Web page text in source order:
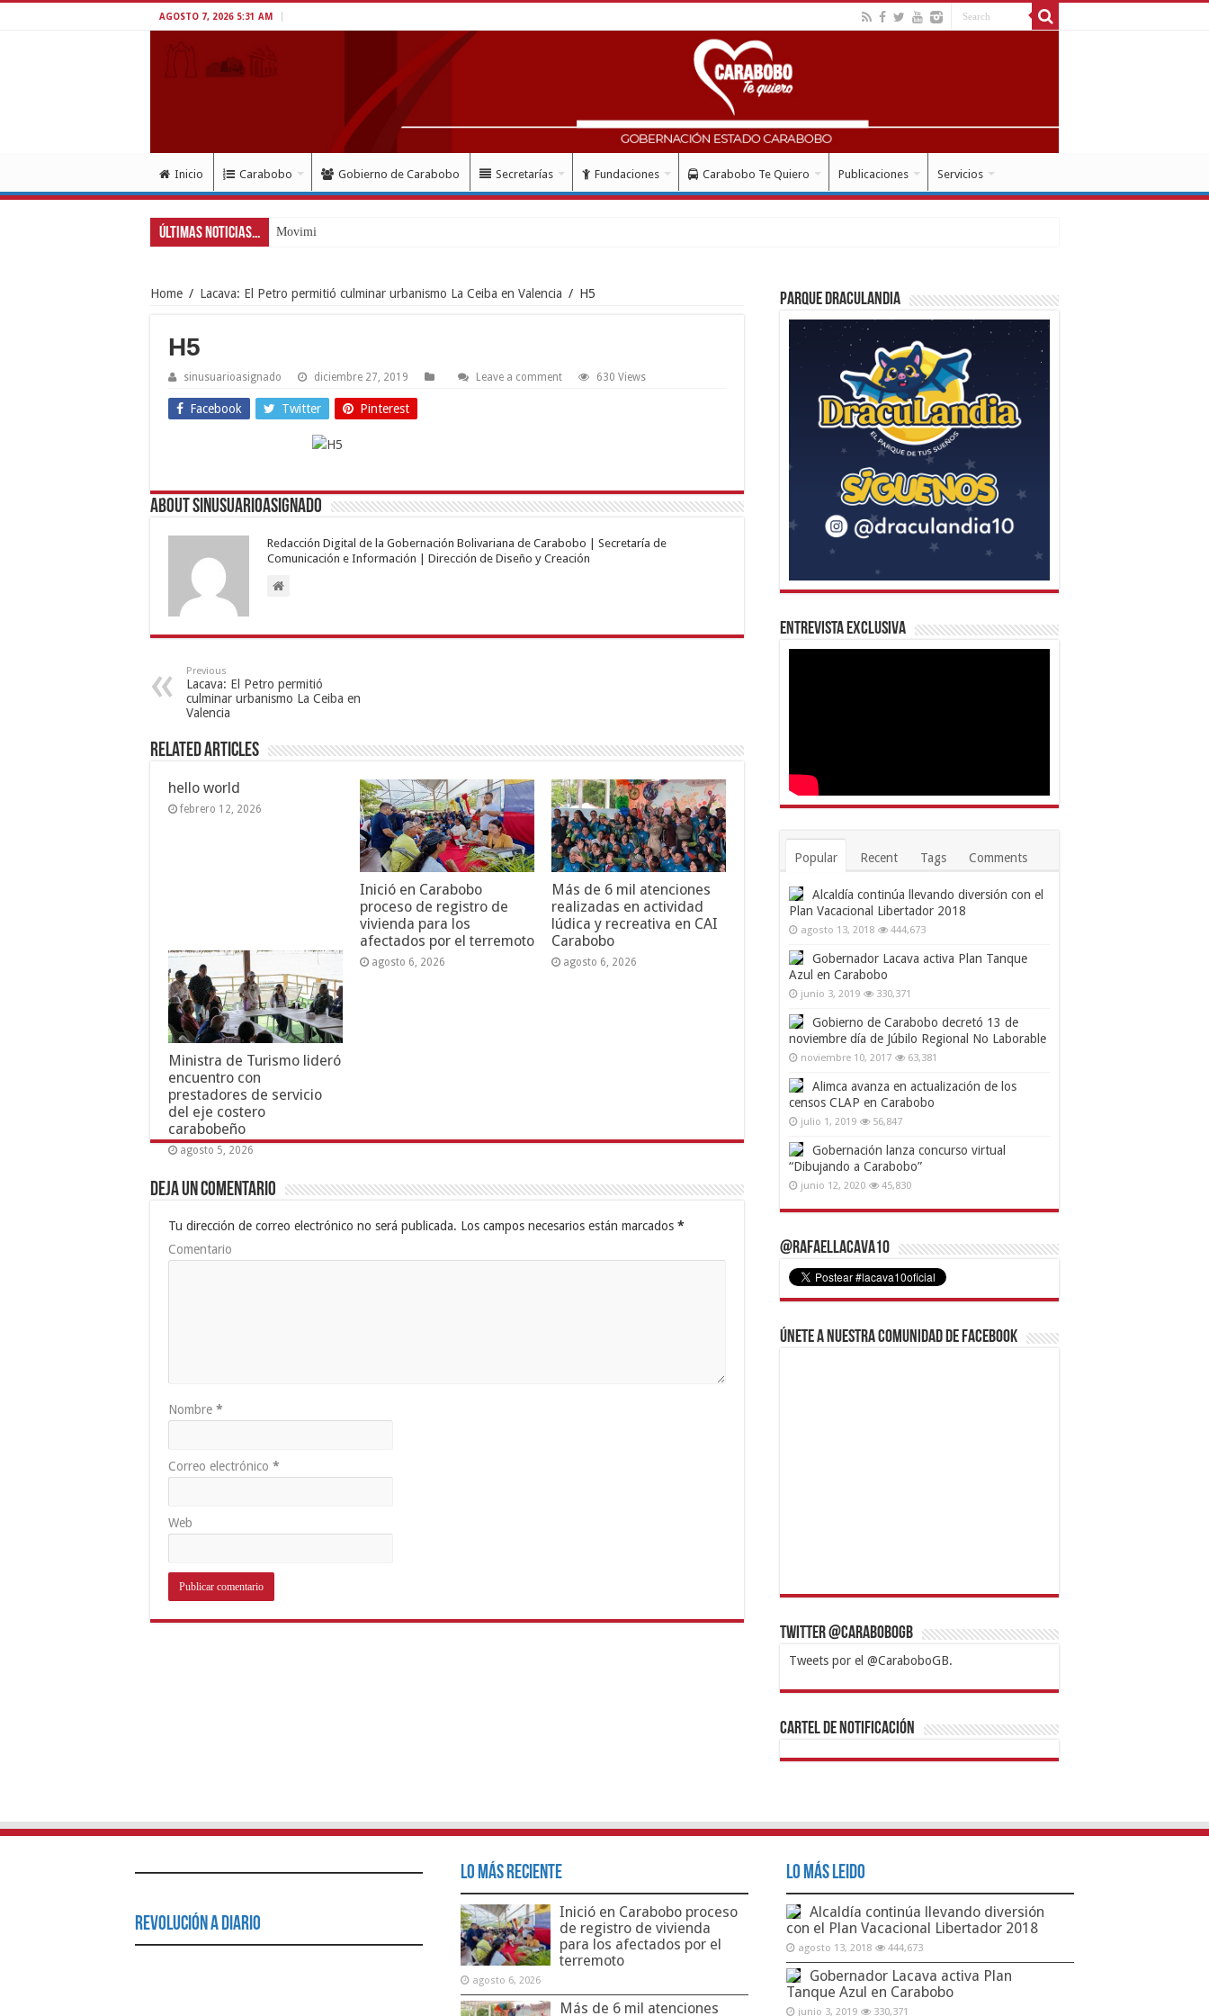
AGOSTO 7, 2026 5:31 AM
Inicio Carabobo Gobierno de Carabobo Secretarías Fundaciones Carabobo Te Quiero Publicaciones Servicios
Últimas Noticias... Movimiento Fortín 4F r
Home / Lacava: El Petro permitió culminar urbanismo La Ceiba en Valencia / H5
H5
sinusuarioasignado diciembre 27, 2019 Leave a comment 630 Views
Facebook Twitter Pinterest
About sinusuarioasignado
Redacción Digital de la Gobernación Bolivariana de Carabobo | Secretaría de
Comunicación e Información | Dirección de Diseño y Creación
Previous
Lacava: El Petro permitió
culminar urbanismo La Ceiba en
Valencia
Related Articles
hello world
febrero 12, 2026
Inició en Carabobo
proceso de registro de
vivienda para los
afectados por el terremoto
agosto 6, 2026
Más de 6 mil atenciones
realizadas en actividad
lúdica y recreativa en CAI
Carabobo
agosto 6, 2026
Ministra de Turismo lideró
encuentro con
prestadores de servicio
del eje costero
carabobeño
agosto 5, 2026
Deja un comentario
Tu dirección de correo electrónico no será publicada. Los campos necesarios están marcados *
Comentario
Nombre *
Correo electrónico *
Web
Parque Draculandia
Entrevista Exclusiva
Popular Recent Tags Comments
Alcaldía continúa llevando diversión con el
Plan Vacacional Libertador 2018
agosto 13, 2018 444,673
Gobernador Lacava activa Plan Tanque
Azul en Carabobo
junio 3, 2019 330,371
Gobierno de Carabobo decretó 13 de
noviembre día de Júbilo Regional No Laborable
noviembre 10, 2017 63,381
Alimca avanza en actualización de los
censos CLAP en Carabobo
julio 1, 2019 56,847
Gobernación lanza concurso virtual
“Dibujando a Carabobo”
junio 12, 2020 45,830
@RafaelLacava10
Únete a nuestra comunidad de Facebook
Twitter @CaraboboGB
Tweets por el @CaraboboGB.
1xbetBetturkeyBetistKralbetSupertotobetTipobet
https://mvbcasino.com/
Cartel de Notificación
Revolución a Diario
Lo Más Reciente
Inició en Carabobo proceso
de registro de vivienda
para los afectados por el
terremoto
agosto 6, 2026
Más de 6 mil atenciones
Lo Más Leido
Alcaldía continúa llevando diversión
con el Plan Vacacional Libertador 2018
agosto 13, 2018 444,673
Gobernador Lacava activa Plan
Tanque Azul en Carabobo
junio 3, 2019 330,371